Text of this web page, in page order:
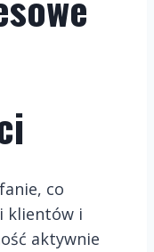
co
klientów i
aktywnie